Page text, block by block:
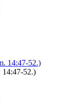
14:47-52.)
14:47-52.)